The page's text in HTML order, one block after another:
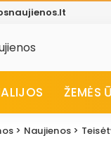
ŽEMĖS
> Naujienos >